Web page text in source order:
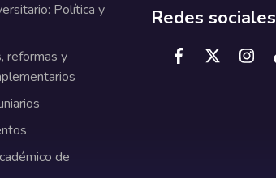
Política y
reformas y
de
Redes sociales